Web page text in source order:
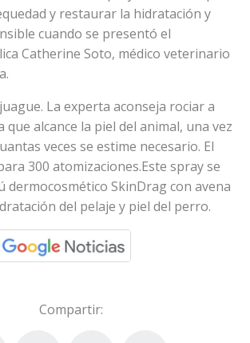
y restaurar la hidratación y
cuando se presentó el
Catherine Soto, médico veterinario
La experta aconseja rociar a
alcance la piel del animal, una vez
veces se estime necesario. El
300 atomizaciones.Este spray se
dermocosmético SkinDrag con avena
del pelaje y piel del perro.
Compartir: